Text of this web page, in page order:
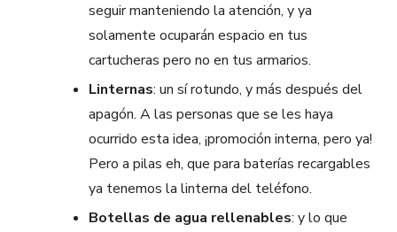
seguir manteniendo la atención, y ya
solamente ocuparán espacio en tus
cartucheras pero no en tus armarios.
Linternas: un sí rotundo, y más después del
apagón. A las personas que se les haya
ocurrido esta idea, ¡promoción interna, pero ya!
Pero a pilas eh, que para baterías recargables
ya tenemos la linterna del teléfono.
Botellas de agua rellenables: y lo que